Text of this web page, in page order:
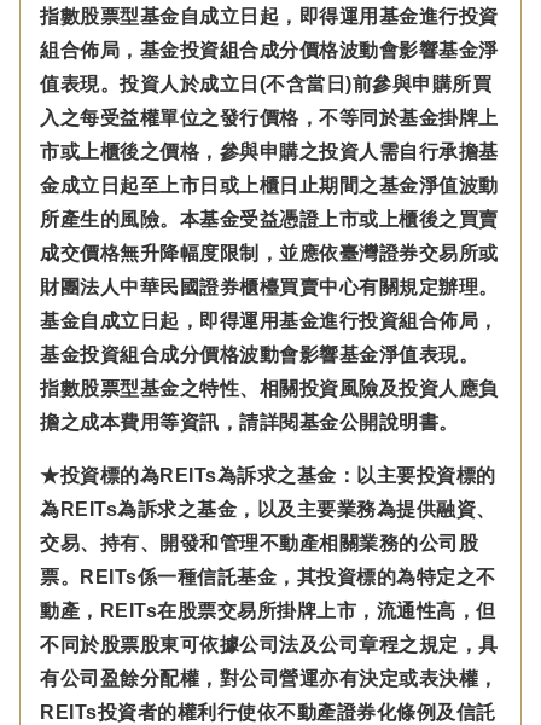
指數股票型基金自成立日起，即得運用基金進行投資
組合佈局，基金投資組合成分價格波動會影響基金淨
值表現。投資人於成立日(不含當日)前參與申購所買
入之每受益權單位之發行價格，不等同於基金掛牌上
市或上櫃後之價格，參與申購之投資人需自行承擔基
金成立日起至上市日或上櫃日止期間之基金淨值波動
所產生的風險。本基金受益憑證上市或上櫃後之買賣
成交價格無升降幅度限制，並應依臺灣證券交易所或
財團法人中華民國證券櫃檯買賣中心有關規定辦理。
基金自成立日起，即得運用基金進行投資組合佈局，
基金投資組合成分價格波動會影響基金淨值表現。
指數股票型基金之特性、相關投資風險及投資人應負
擔之成本費用等資訊，請詳閱基金公開說明書。
★投資標的為REITs為訴求之基金：以主要投資標的
為REITs為訴求之基金，以及主要業務為提供融資、
交易、持有、開發和管理不動產相關業務的公司股
票。REITs係一種信託基金，其投資標的為特定之不
動產，REITs在股票交易所掛牌上市，流通性高，但
不同於股票股東可依據公司法及公司章程之規定，具
有公司盈餘分配權，對公司營運亦有決定或表決權，
REITs投資者的權利行使依不動產證券化條例及信託